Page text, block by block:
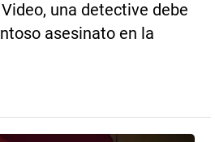
una detective debe
asesinato en la